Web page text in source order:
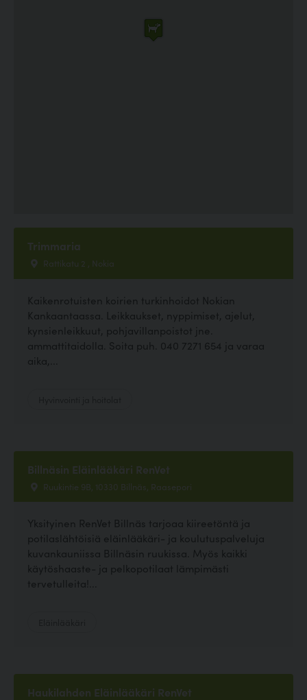
Trimmaria
Rattikatu 2 , Nokia
Kaikenrotuisten koirien turkinhoidot Nokian
Kankaantaassa. Leikkaukset, nyppimiset, ajelut,
kynsienleikkuut, pohjavillanpoistot jne.
ammattitaidolla. Soita puh. 040 7271 654 ja varaa
aika,...
Billnäsin Eläinlääkäri RenVet
Ruukintie 9B, 10330 Billnäs, Raasepori
Yksityinen RenVet Billnäs tarjoaa kiireetöntä ja
potilaslähtöisiä eläinlääkäri- ja koulutuspalveluja
kuvankauniissa Billnäsin ruukissa. Myös kaikki
käytöshaaste- ja pelkopotilaat lämpimästi
tervetulleita!...
Haukilahden Eläinlääkäri RenVet